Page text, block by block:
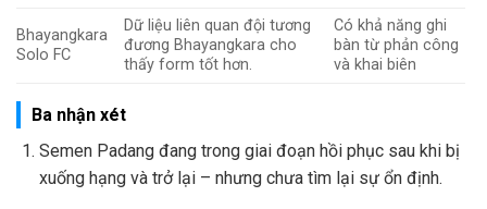
Bhayangkara
Solo FC
Dữ liệu liên quan đội tương
đương Bhayangkara cho
thấy form tốt hơn.
Có khả năng ghi
bàn từ phản công
và khai biên
Ba nhận xét
Semen Padang đang trong giai đoạn hồi phục sau khi bị
xuống hạng và trở lại – nhưng chưa tìm lại sự ổn định.